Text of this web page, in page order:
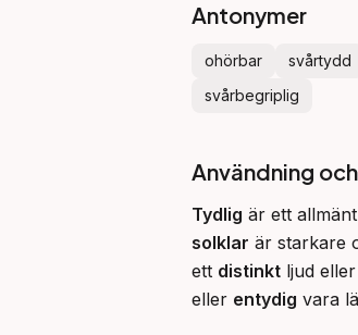
Antonymer
ohörbar svårtydd
svårbegriplig
Användning
Tydlig är ett
solklar är starkare
ett distinkt ljud
eller entydig vara